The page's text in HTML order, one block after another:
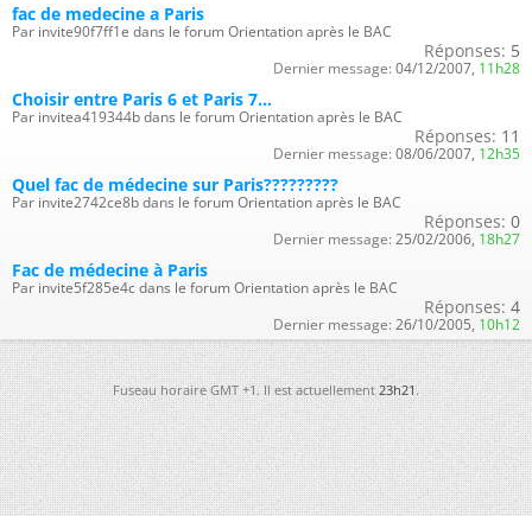
fac de medecine a Paris
Par invite90f7ff1e dans le forum Orientation après le BAC
Réponses: 5
Dernier message: 04/12/2007, 11h28
Choisir entre Paris 6 et Paris 7...
Par invitea419344b dans le forum Orientation après le BAC
Réponses: 11
Dernier message: 08/06/2007, 12h35
Quel fac de médecine sur Paris?????????
Par invite2742ce8b dans le forum Orientation après le BAC
Réponses: 0
Dernier message: 25/02/2006, 18h27
Fac de médecine à Paris
Par invite5f285e4c dans le forum Orientation après le BAC
Réponses: 4
Dernier message: 26/10/2005, 10h12
Fuseau horaire GMT +1. Il est actuellement 23h21.